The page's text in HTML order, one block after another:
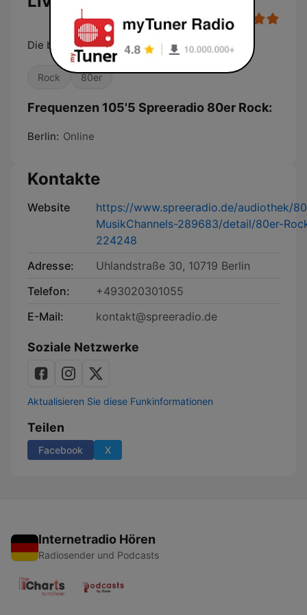
Die besten Rock-Songs der 80er.
Rock 80er
Frequenzen 105'5 Spreeradio 80er Rock:
Berlin: Online
Kontakte
Website
https://www.spreeradio.de/audiothek/
MusikChannels-289683/detail/80er-
224248
Adresse:
Uhlandstraße 30, 10719 Berlin
Telefon:
+493020301055
E-Mail:
kontakt@spreeradio.de
Soziale Netzwerke
Aktualisieren Sie diese Funkinformationen
Teilen
Facebook X
Internetradio Hören
Radiosender und Podcasts